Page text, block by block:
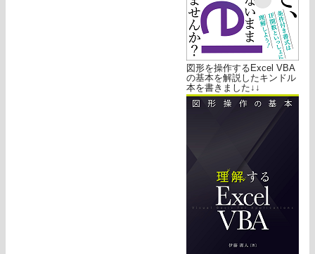
図形を操作するExcel VBA
の基本を解説したキンドル
本を書きました↓↓